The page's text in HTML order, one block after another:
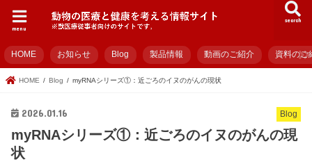
search
menu
HOME お知らせ Blog 製品情報 動画のご紹介 資料のご
HOME Blog myRNAシリーズ①：近ごろのイヌのがんの現状
Blog
2026.01.16
myRNAシリーズ①：近ごろのイヌのがんの現
状